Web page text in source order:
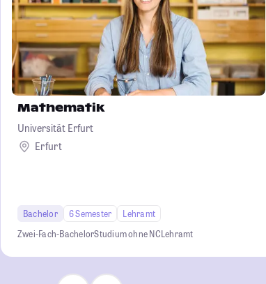
Mathematik
Universität Erfurt
Erfurt
Bachelor 6 Semester
Lehramt
Zwei-Fach-BachelorStudium ohne NCLehramt